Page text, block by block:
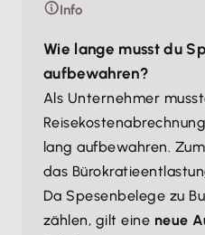
Info
Wie lange musst du
aufbewahren?
Als Unternehmer
lang aufbewahren.
das
Da Spesenbelege zu
zählen, gilt eine neue